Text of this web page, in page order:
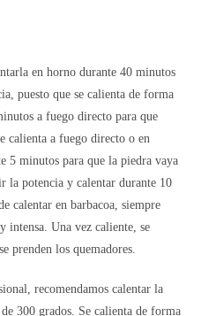
en horno durante 40 minutos
puesto que se calienta de forma
a fuego directo para que
calienta a fuego directo o en
5 minutos para que la piedra vaya
la potencia y calentar durante 10
calentar en barbacoa, siempre
intensa. Una vez caliente, se
prenden los quemadores.
recomendamos calentar la
300 grados. Se calienta de forma